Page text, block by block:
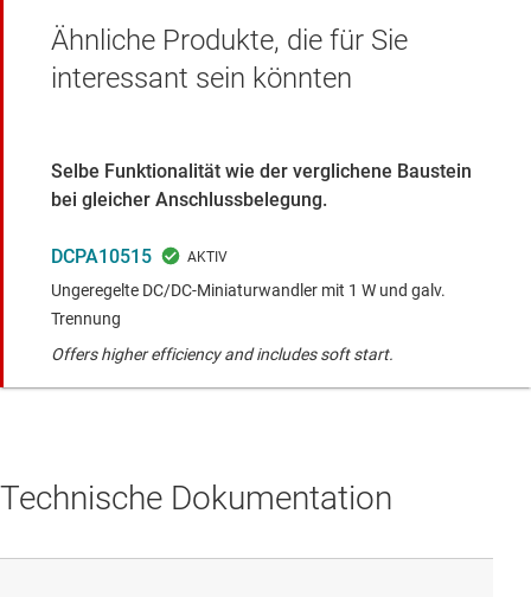
Ähnliche Produkte, die für Sie
interessant sein könnten
Selbe Funktionalität wie der verglichene Baustein
bei gleicher Anschlussbelegung.
DCPA10515
Ungeregelte DC/DC-Miniaturwandler mit 1 W und galv.
Trennung
Offers higher efficiency and includes soft start.
Technische Dokumentation